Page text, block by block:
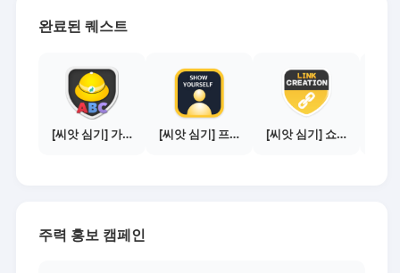
완료된 퀘스트
[씨앗 심기] 가이드보기 - 매체별 활동 가이드 [씨앗 심기] 프로필 사진 등록하기 [씨앗 심기] 쇼핑몰 링크 발급하기 - 제휴몰 3곳
주력 홍보 캠페인